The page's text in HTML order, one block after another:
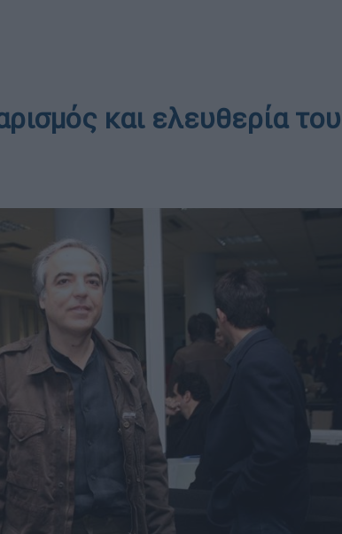
και ελευθερία του